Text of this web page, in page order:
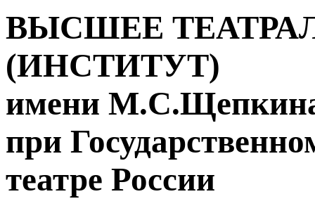
ВЫСШЕЕ
(ИНСТИТУТ)
имени
при
театре России